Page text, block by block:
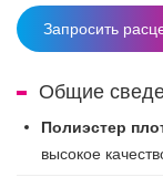
Запросить
Общие
Полиэстер
высокое